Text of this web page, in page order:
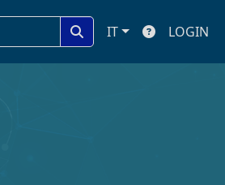
IT LOGIN